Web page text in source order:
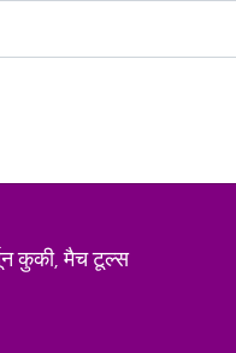
कुकी, मैच टूल्स